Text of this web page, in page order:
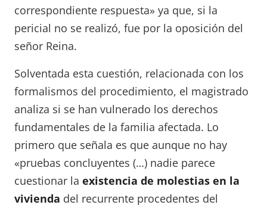
correspondiente respuesta» ya que, si la
pericial no se realizó, fue por la oposición del
señor Reina.
Solventada esta cuestión, relacionada con los
formalismos del procedimiento, el magistrado
analiza si se han vulnerado los derechos
fundamentales de la familia afectada. Lo
primero que señala es que aunque no hay
«pruebas concluyentes (…) nadie parece
cuestionar la existencia de molestias en la
vivienda del recurrente procedentes del